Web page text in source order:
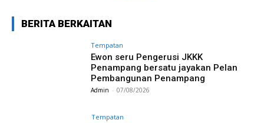
BERITA BERKAITAN
Tempatan
Ewon seru Pengerusi JKKK
Penampang bersatu jayakan Pelan
Pembangunan Penampang
Admin - 07/08/2026
Tempatan